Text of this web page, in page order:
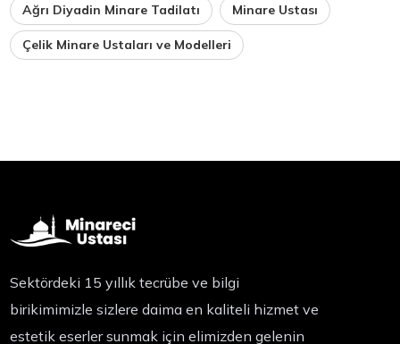
Ağrı Diyadin Minare Tadilatı Minare Ustası
Çelik Minare Ustaları ve Modelleri
Sektördeki 15 yıllık tecrübe ve bilgi
birikimimizle sizlere daima en kaliteli hizmet ve
estetik eserler sunmak için elimizden gelenin